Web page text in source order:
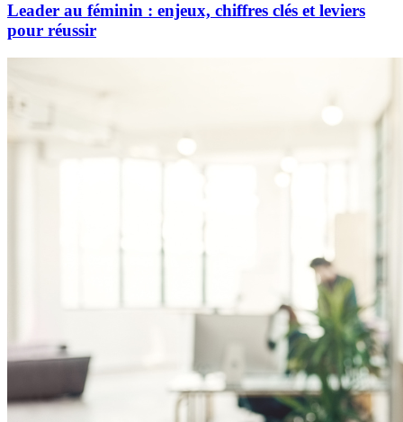
Leader au féminin : enjeux, chiffres clés et leviers
pour réussir